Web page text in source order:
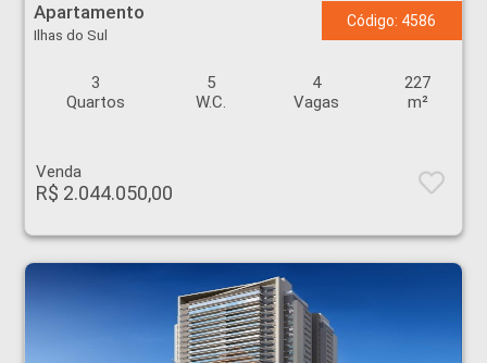
Apartamento
Ilhas do Sul
Código: 4586
3
Quartos
5
W.C.
4
Vagas
227
m²
Venda
R$ 2.044.050,00